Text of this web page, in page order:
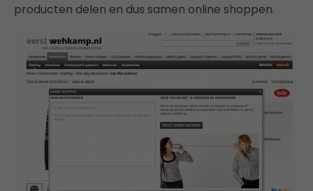
producten delen en dus samen online shoppen.